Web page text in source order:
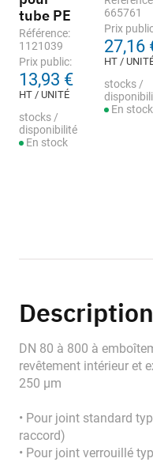
tube PE
Référence:
1121039
Prix public:
13,93 €
HT / UNITÉ
stocks /
disponibilité
En stock
665761
Prix
27,16
HT /
stocks /
En stock
Description
DN 80 à 800 à
revêtement intérieur et
250 μm
• Pour joint standard
raccord)
• Pour joint verrouillé